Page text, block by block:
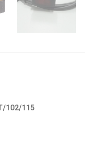
102/115